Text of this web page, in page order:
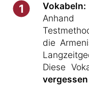
1
Vokabeln:
die
Diese
vergessen